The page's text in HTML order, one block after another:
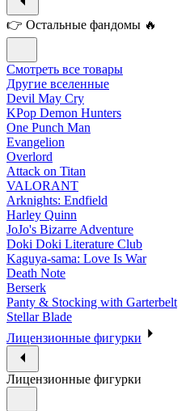
👉 Остальные фандомы 🔥
Смотреть все товары
Другие вселенные
Devil May Cry
KPop Demon Hunters
One Punch Man
Evangelion
Overlord
Attack on Titan
VALORANT
Arknights: Endfield
Harley Quinn
JoJo's Bizarre Adventure
Doki Doki Literature Club
Kaguya-sama: Love Is War
Death Note
Berserk
Panty & Stocking with Garterbelt
Stellar Blade
Лицензионные фигурки
Лицензионные фигурки